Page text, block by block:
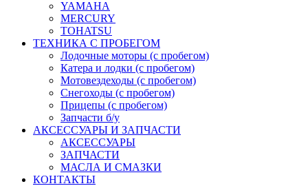
YAMAHA
MERCURY
TOHATSU
ТЕХНИКА С ПРОБЕГОМ
Лодочные моторы (с пробегом)
Катера и лодки (с пробегом)
Мотовездеходы (с пробегом)
Снегоходы (с пробегом)
Прицепы (с пробегом)
Запчасти б/у
АКСЕССУАРЫ И ЗАПЧАСТИ
АКСЕССУАРЫ
ЗАПЧАСТИ
МАСЛА И СМАЗКИ
КОНТАКТЫ